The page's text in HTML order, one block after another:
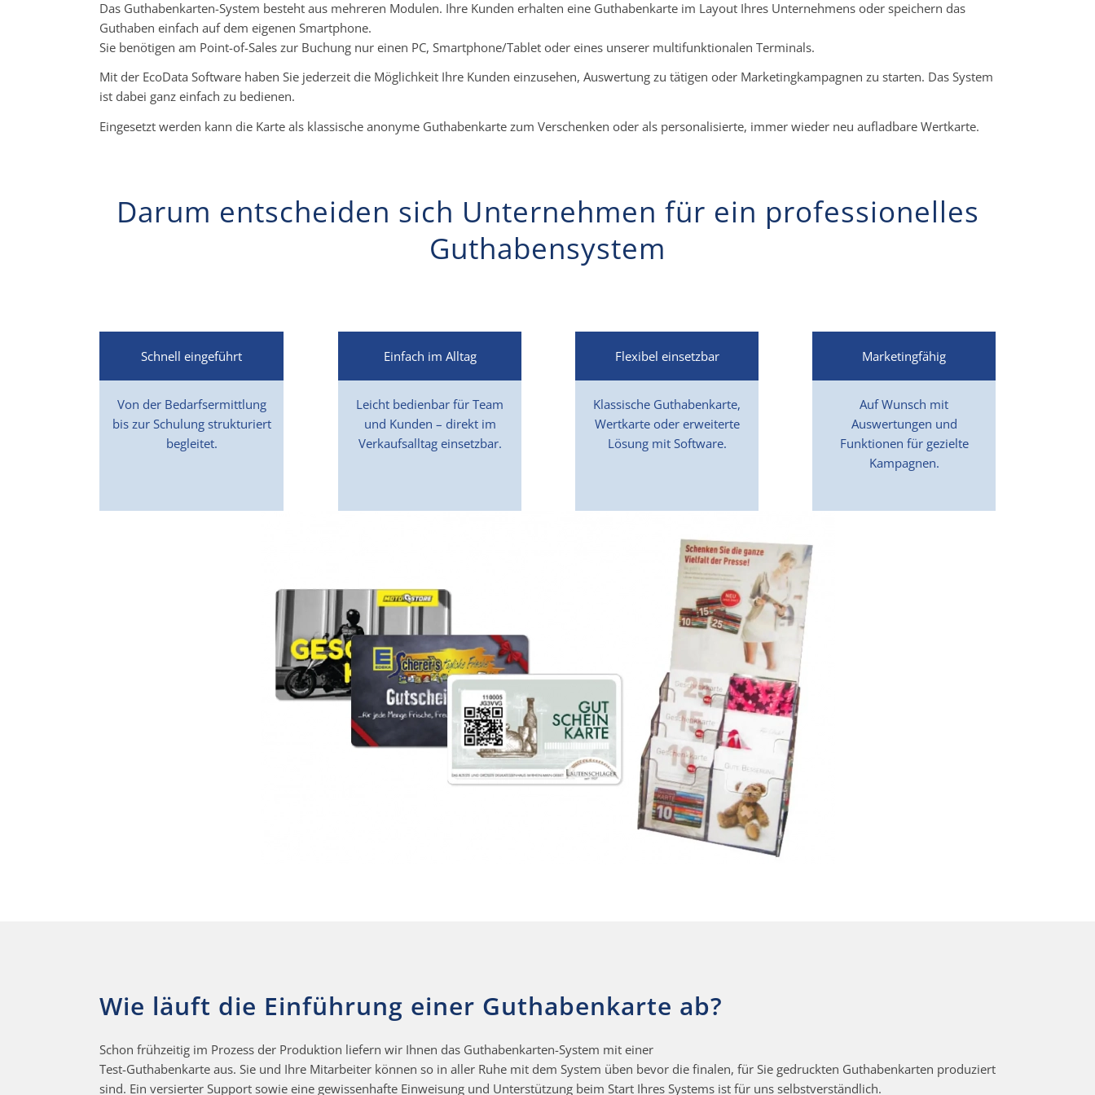
Das Guthabenkarten-System besteht aus mehreren Modulen. Ihre Kunden erhalten eine Guthabenkarte im Layout Ihres Unternehmens oder speichern das
Guthaben einfach auf dem eigenen Smartphone.
Sie benötigen am Point-of-Sales zur Buchung nur einen PC, Smartphone/Tablet oder eines unserer multifunktionalen Terminals.
Mit der EcoData Software haben Sie jederzeit die Möglichkeit Ihre Kunden einzusehen, Auswertung zu tätigen oder Marketingkampagnen zu starten. Das System
ist dabei ganz einfach zu bedienen.
Eingesetzt werden kann die Karte als klassische anonyme Guthabenkarte zum Verschenken oder als personalisierte, immer wieder neu aufladbare Wertkarte.
Darum entscheiden sich Unternehmen für ein professionelles
Guthabensystem
Schnell eingeführt
Von der Bedarfsermittlung
bis zur Schulung strukturiert
begleitet.
Einfach im Alltag
Leicht bedienbar für Team
und Kunden – direkt im
Verkaufsalltag einsetzbar.
Flexibel einsetzbar
Klassische Guthabenkarte,
Wertkarte oder erweiterte
Lösung mit Software.
Marketingfähig
Auf Wunsch mit
Auswertungen und
Funktionen für gezielte
Kampagnen.
Wie läuft die Einführung einer Guthabenkarte ab?
Schon frühzeitig im Prozess der Produktion liefern wir Ihnen das Guthabenkarten-System mit einer
Test-Guthabenkarte aus. Sie und Ihre Mitarbeiter können so in aller Ruhe mit dem System üben bevor die finalen, für Sie gedruckten Guthabenkarten produziert
sind. Ein versierter Support sowie eine gewissenhafte Einweisung und Unterstützung beim Start Ihres Systems ist für uns selbstverständlich.